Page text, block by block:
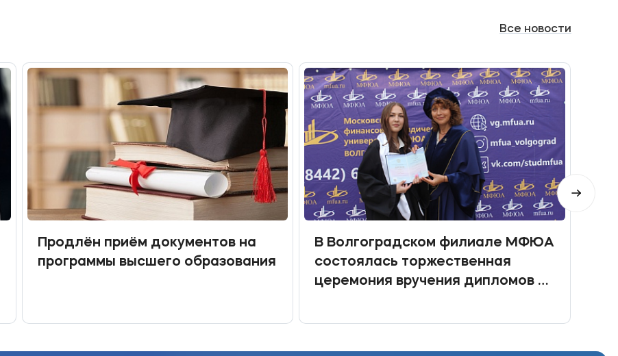
Все новости
Продлён приём документов на
программы высшего образования
В Волгоградском филиале МФЮА
состоялась торжественная
церемония вручения дипломов о
образовании.